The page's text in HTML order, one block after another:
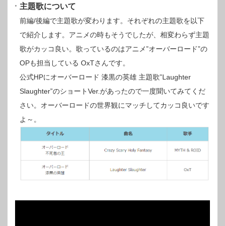
主題歌について
前編/後編で主題歌が変わります。それぞれの主題歌を以下
で紹介します。アニメの時もそうでしたが、相変わらず主題
歌がカッコ良い。歌っているのはアニメ”オーバーロード”の
OPも担当している OxTさんです。
公式HPにオーバーロード 漆黒の英雄 主題歌”Laughter
Slaughter”のショートVer.があったので一度聞いてみてくだ
さい。オーバーロードの世界観にマッチしてカッコ良いです
よ～。